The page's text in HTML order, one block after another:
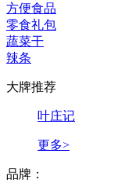
方便食品
零食礼包
蔬菜干
辣条
大牌推荐
叶庄记
更多>
品牌：